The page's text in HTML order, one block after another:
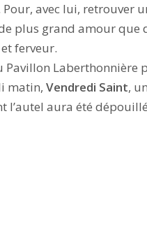
avec lui, retrouver
plus grand amour que
ferveur.
Pavillon Laberthonnière
matin, Vendredi Saint,
l’autel aura été